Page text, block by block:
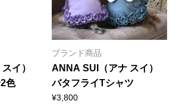
イ）
色
ブランド商品
ANNA SUI（アナ スイ）
バタフライTシャツ
¥3,800